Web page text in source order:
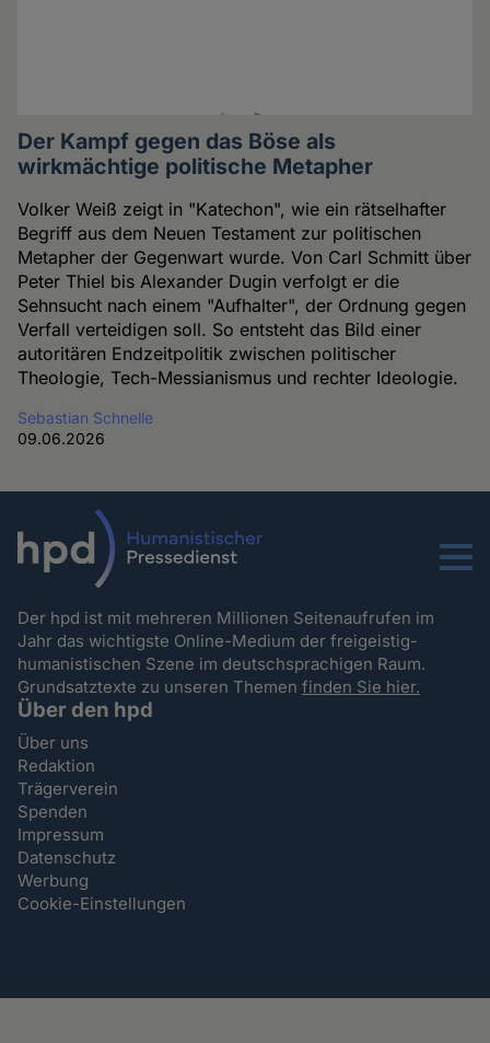
Der Kampf gegen das Böse als
wirkmächtige politische Metapher
Volker Weiß zeigt in "Katechon", wie ein rätselhafter
Begriff aus dem Neuen Testament zur politischen
Metapher der Gegenwart wurde. Von Carl Schmitt über
Peter Thiel bis Alexander Dugin verfolgt er die
Sehnsucht nach einem "Aufhalter", der Ordnung gegen
Verfall verteidigen soll. So entsteht das Bild einer
autoritären Endzeitpolitik zwischen politischer
Theologie, Tech-Messianismus und rechter Ideologie.
Sebastian Schnelle
09.06.2026
Menu
Der hpd ist mit mehreren Millionen Seitenaufrufen im
Jahr das wichtigste Online-Medium der freigeistig-
humanistischen Szene im deutschsprachigen Raum.
Grundsatztexte zu unseren Themenfinden Sie hier.
Über den hpd
Über uns
Redaktion
Trägerverein
Spenden
Impressum
Datenschutz
Werbung
Cookie-Einstellungen